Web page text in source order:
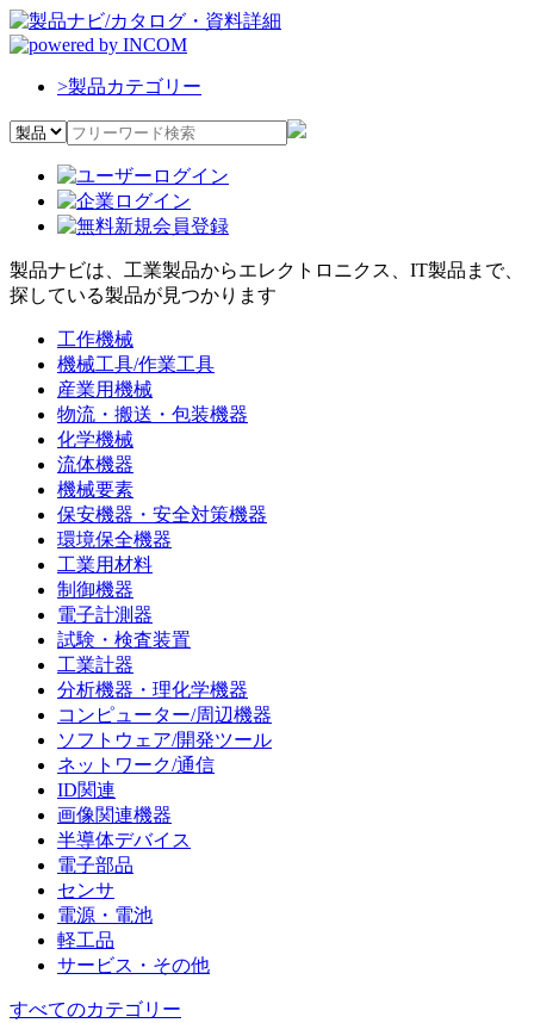
>製品カテゴリー
製品ナビは、工業製品からエレクトロニクス、IT製品まで、
探している製品が見つかります
工作機械
機械工具/作業工具
産業用機械
物流・搬送・包装機器
化学機械
流体機器
機械要素
保安機器・安全対策機器
環境保全機器
工業用材料
制御機器
電子計測器
試験・検査装置
工業計器
分析機器・理化学機器
コンピューター/周辺機器
ソフトウェア/開発ツール
ネットワーク/通信
ID関連
画像関連機器
半導体デバイス
電子部品
センサ
電源・電池
軽工品
サービス・その他
すべてのカテゴリー